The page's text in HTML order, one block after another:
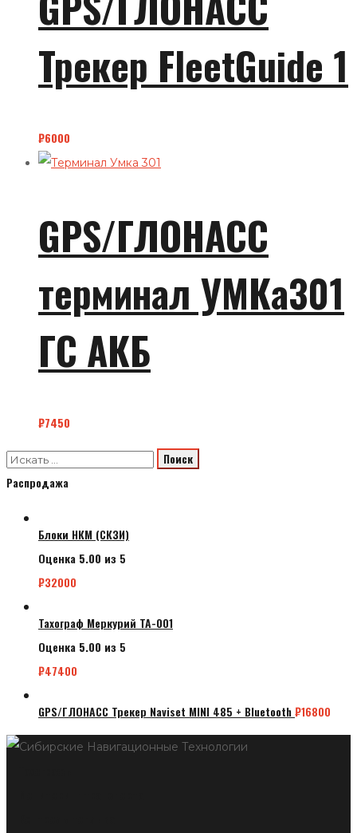
Трекер FleetGuide 1
₽6000
GPS/ГЛОНАСС
терминал УМКа301
ГС АКБ
₽7450
Распродажа
Блоки НКМ (СКЗИ)
Оценка 5.00 из 5
₽32000
Тахограф Меркурий ТА-001
Оценка 5.00 из 5
₽47400
GPS/ГЛОНАСС Трекер Naviset MINI 485 + Bluetooth ₽16800